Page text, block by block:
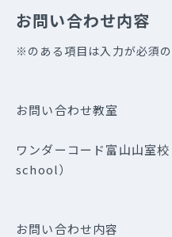
お問い合わせ内容
※のある項目は入力が必須の
お問い合わせ教室
ワンダーコード富山山室
school）
お問い合わせ内容